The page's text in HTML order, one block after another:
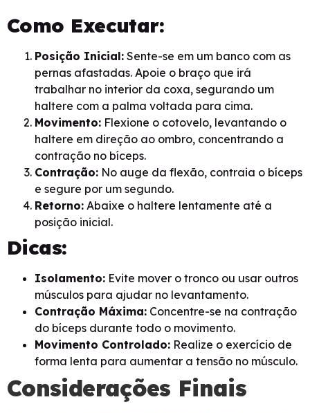
Como Executar:
Posição Inicial: Sente-se em um banco com as
pernas afastadas. Apoie o braço que irá
trabalhar no interior da coxa, segurando um
haltere com a palma voltada para cima.
Movimento: Flexione o cotovelo, levantando o
haltere em direção ao ombro, concentrando a
contração no bíceps.
Contração: No auge da flexão, contraia o bíceps
e segure por um segundo.
Retorno: Abaixe o haltere lentamente até a
posição inicial.
Dicas:
Isolamento: Evite mover o tronco ou usar outros
músculos para ajudar no levantamento.
Contração Máxima: Concentre-se na contração
do bíceps durante todo o movimento.
Movimento Controlado: Realize o exercício de
forma lenta para aumentar a tensão no músculo.
Considerações Finais